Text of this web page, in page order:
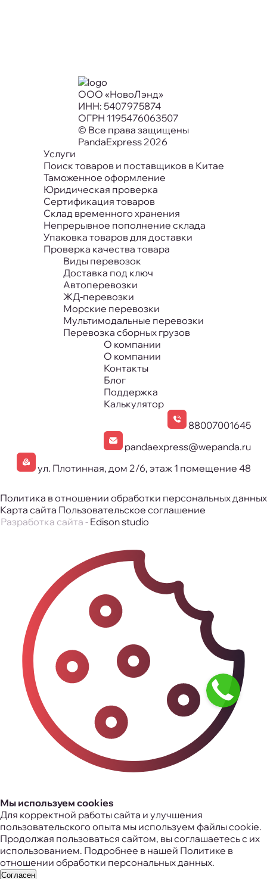
ООО «НовоЛэнд»
ИНН: 5407975874
ОГРН 1195476063507
© Все права защищены
PandaExpress 2026
Услуги
Поиск товаров и поставщиков в Китае
Таможенное оформление
Юридическая проверка
Сертификация товаров
Склад временного хранения
Непрерывное пополнение склада
Упаковка товаров для доставки
Проверка качества товара
Виды перевозок
Доставка под ключ
Автоперевозки
ЖД-перевозки
Морские перевозки
Мультимодальные перевозки
Перевозка сборных грузов
О компании
О компании
Контакты
Блог
Поддержка
Калькулятор
88007001645
pandaexpress@wepanda.ru
ул. Плотинная, дом 2/6, этаж 1 помещение 48
Политика в отношении обработки персональных данных
Карта сайта Пользовательское соглашение
Разработка сайта - Edison studio
Мы используем cookies
Для корректной работы сайта и улучшения
пользовательского опыта мы используем файлы cookie.
Продолжая пользоваться сайтом, вы соглашаетесь с их
использованием. Подробнее в нашей Политике в
отношении обработки персональных данных.
Согласен